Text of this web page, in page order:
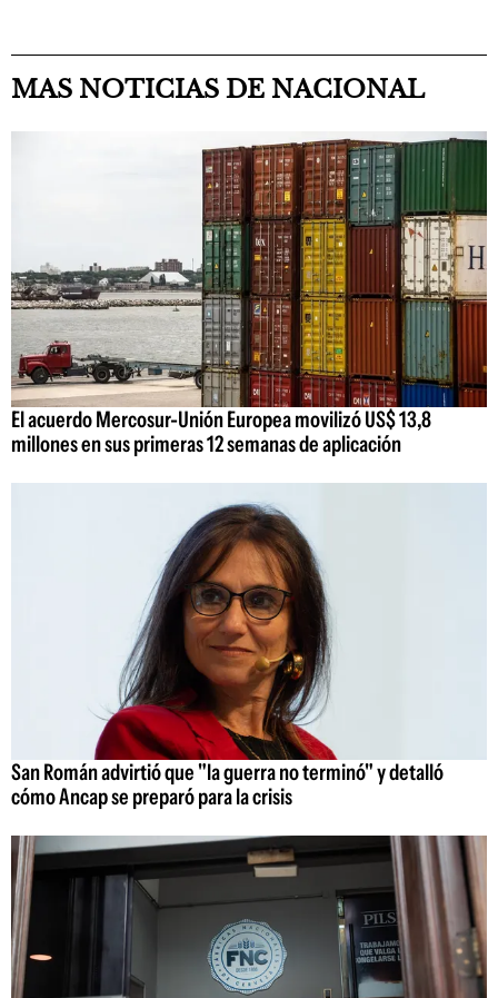
MAS NOTICIAS DE NACIONAL
El acuerdo Mercosur-Unión Europea movilizó US$ 13,8
millones en sus primeras 12 semanas de aplicación
San Román advirtió que "la guerra no terminó" y detalló
cómo Ancap se preparó para la crisis